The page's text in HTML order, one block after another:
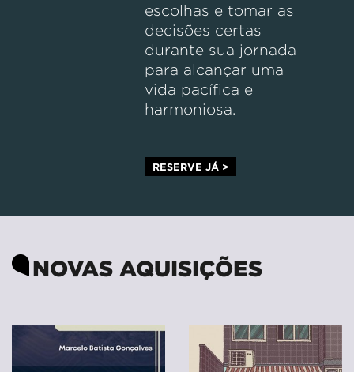
escolhas e tomar as
decisões certas
durante sua jornada
para alcançar uma
vida pacífica e
harmoniosa.
RESERVE JÁ >
NOVAS AQUISIÇÕES